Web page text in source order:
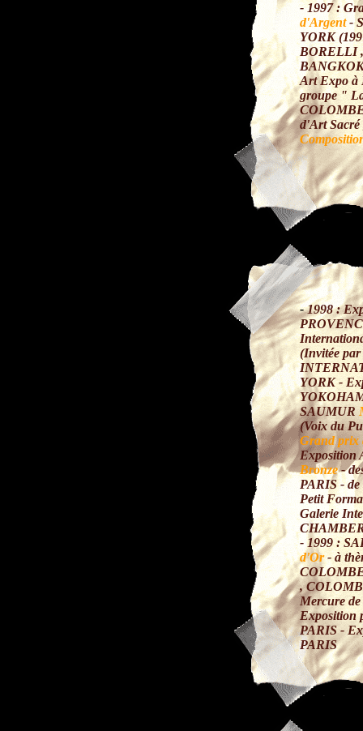
- 1997 :
d'Argent -
YORK
BORELLI
Art Expo à
groupe "
d'Art
-1998 :
(Invitée
YORK -
SAUMUR
(Voix du
Grand prix
Exposition
Bronze -
PARIS -
Petit
Galerie
- 1999 :
d'Or - à
,
Mercure
Exposition
PARIS -
PARIS